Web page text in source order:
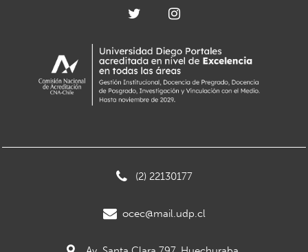
(2) 22130177
ocec@mail.udp.cl